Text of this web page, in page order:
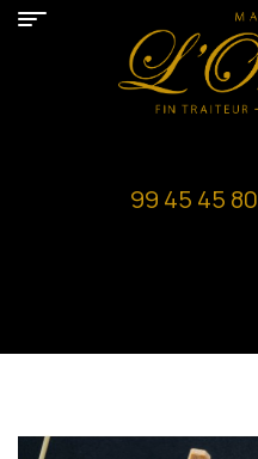
99 45 45